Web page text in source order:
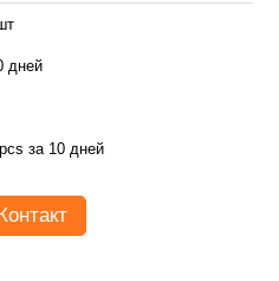
дней
за 10 дней